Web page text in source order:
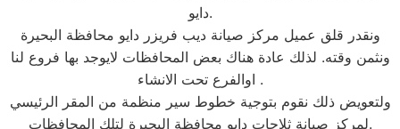
دايو.
ونقدر قلق عميل مركز صيانة ديب فريزر دايو محافظة البحيرة
ونثمن وقته. لذلك عادة هناك بعض المحافظات لايوجد بها فروع لنا
اوالفرع تحت الانشاء .
ولتعويض ذلك نقوم بتوجية خطوط سير منظمة من المقر الرئيسي
لمركز صيانة ثلاجات دايو محافظة البحيرة لتلك المحافظات.